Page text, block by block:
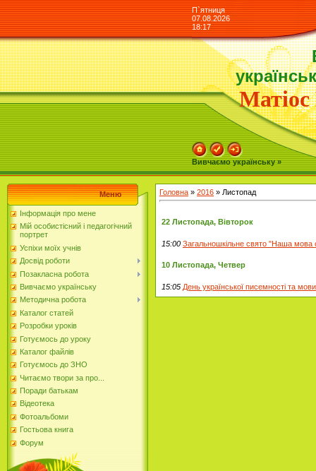
П`ятниця
07.08.2026
18:17
Матіос
Вивчаємо українську »
Меню
Інформація про мене
Мій особистісний і педагогічний
портрет
Успіхи моїх учнів
Досвід роботи
Позакласна робота
Вивчаємо українську
Методична робота
Каталог статей
Розробки уроків
Готуємось до уроку
Каталог файлів
Готуємось до ЗНО
Читаємо твори за про...
Поради батькам
Відеотека
Фотоальбоми
Гостьова книга
Форум
Головна » 2016 » Листопад
22 Листопада, Вівторок
15:00 Загальношкільне свято "Наша мова
10 Листопада, Четвер
15:05 День української писемності та мови